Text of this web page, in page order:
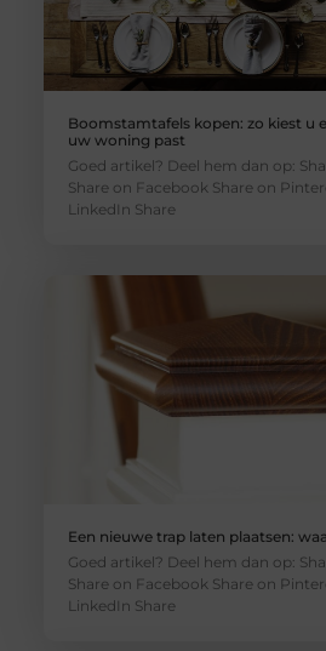
Boomstamtafels kopen: zo kiest u
uw woning past
Goed artikel? Deel hem dan op:
Share on Facebook Share on
LinkedIn Share
Een nieuwe trap laten plaatsen:
Goed artikel? Deel hem dan op:
Share on Facebook Share on
LinkedIn Share